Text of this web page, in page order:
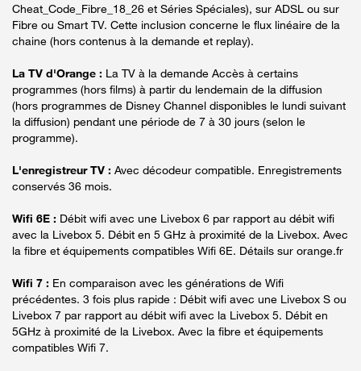
Cheat_Code_Fibre_18_26 et Séries Spéciales), sur ADSL ou sur
Fibre ou Smart TV. Cette inclusion concerne le flux linéaire de la
chaine (hors contenus à la demande et replay).
La TV d'Orange : La TV à la demande Accès à certains
programmes (hors films) à partir du lendemain de la diffusion
(hors programmes de Disney Channel disponibles le lundi suivant
la diffusion) pendant une période de 7 à 30 jours (selon le
programme).
L'enregistreur TV : Avec décodeur compatible. Enregistrements
conservés 36 mois.
Wifi 6E : Débit wifi avec une Livebox 6 par rapport au débit wifi
avec la Livebox 5. Débit en 5 GHz à proximité de la Livebox. Avec
la fibre et équipements compatibles Wifi 6E. Détails sur orange.fr
Wifi 7 : En comparaison avec les générations de Wifi
précédentes. 3 fois plus rapide : Débit wifi avec une Livebox S ou
Livebox 7 par rapport au débit wifi avec la Livebox 5. Débit en
5GHz à proximité de la Livebox. Avec la fibre et équipements
compatibles Wifi 7.